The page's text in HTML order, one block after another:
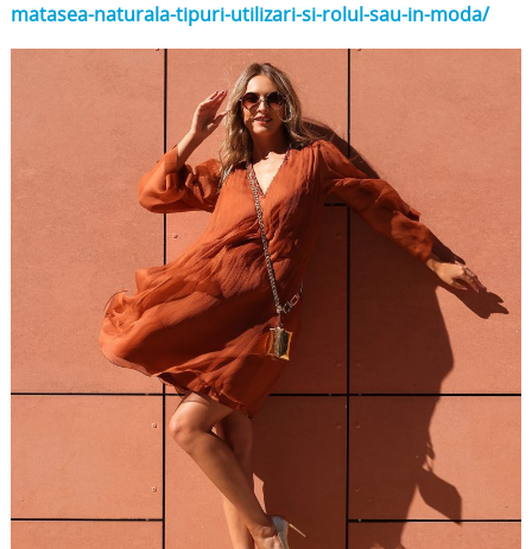
matasea-naturala-tipuri-utilizari-si-rolul-sau-in-moda/